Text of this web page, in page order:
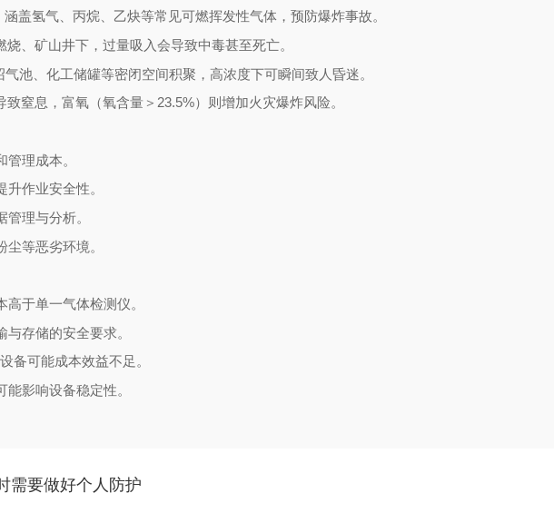
盖氢气、丙烷、乙炔等常见可燃挥发性气体，预防爆炸事故。
、矿山井下，过量吸入会导致中毒甚至死亡。
池、化工储罐等密闭空间积聚，高浓度下可瞬间致人昏迷。
窒息，富氧（氧含量＞23.5%）则增加火灾爆炸风险。
理成本。
作业安全性。
理与分析。
等恶劣环境。
于单一气体检测仪。
存储的安全要求。
备可能成本效益不足。
影响设备稳定性。
需要做好个人防护